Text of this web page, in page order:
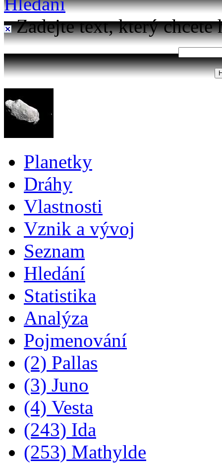
Zadejte text, který chcete
Planetky
Dráhy
Vlastnosti
Vznik a vývoj
Seznam
Hledání
Statistika
Analýza
Pojmenování
(2) Pallas
(3) Juno
(4) Vesta
(243) Ida
(253) Mathylde